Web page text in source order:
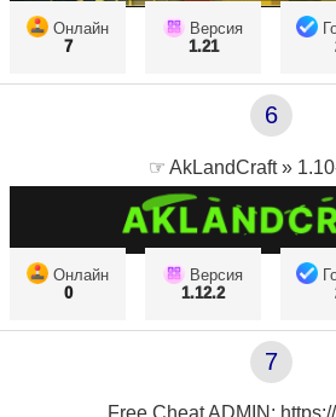
Онлайн
7
Версия
1.21
6
☞ AkLandCraft »
Онлайн
0
Версия
1.12.2
7